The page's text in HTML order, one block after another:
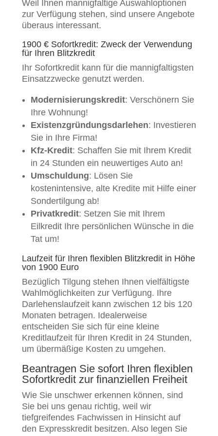
Weil Ihnen mannigfaltige Auswahloptionen
zur Verfügung stehen, sind unsere Angebote
überaus interessant.
1900 € Sofortkredit: Zweck der Verwendung
für Ihren Blitzkredit
Ihr Sofortkredit kann für die mannigfaltigsten
Einsatzzwecke genutzt werden.
Modernisierungskredit: Verschönern Sie
Ihre Wohnung!
Existenzgründungsdarlehen: Investieren
Sie in Ihre Firma!
Kfz-Kredit: Schaffen Sie mit Ihrem Kredit
in 24 Stunden ein neuwertiges Auto an!
Umschuldung: Lösen Sie
kostenintensive, alte Kredite mit Hilfe einer
Sondertilgung ab!
Privatkredit: Setzen Sie mit Ihrem
Eilkredit Ihre persönlichen Wünsche in die
Tat um!
Laufzeit für Ihren flexiblen Blitzkredit in Höhe
von 1900 Euro
Bezüglich Tilgung stehen Ihnen vielfältigste
Wahlmöglichkeiten zur Verfügung. Ihre
Darlehenslaufzeit kann zwischen 12 bis 120
Monaten betragen. Idealerweise
entscheiden Sie sich für eine kleine
Kreditlaufzeit für Ihren Kredit in 24 Stunden,
um übermäßige Kosten zu umgehen.
Beantragen Sie sofort Ihren flexiblen
Sofortkredit zur finanziellen Freiheit
Wie Sie unschwer erkennen können, sind
Sie bei uns genau richtig, weil wir
tiefgreifendes Fachwissen in Hinsicht auf
den Expresskredit besitzen. Also legen Sie